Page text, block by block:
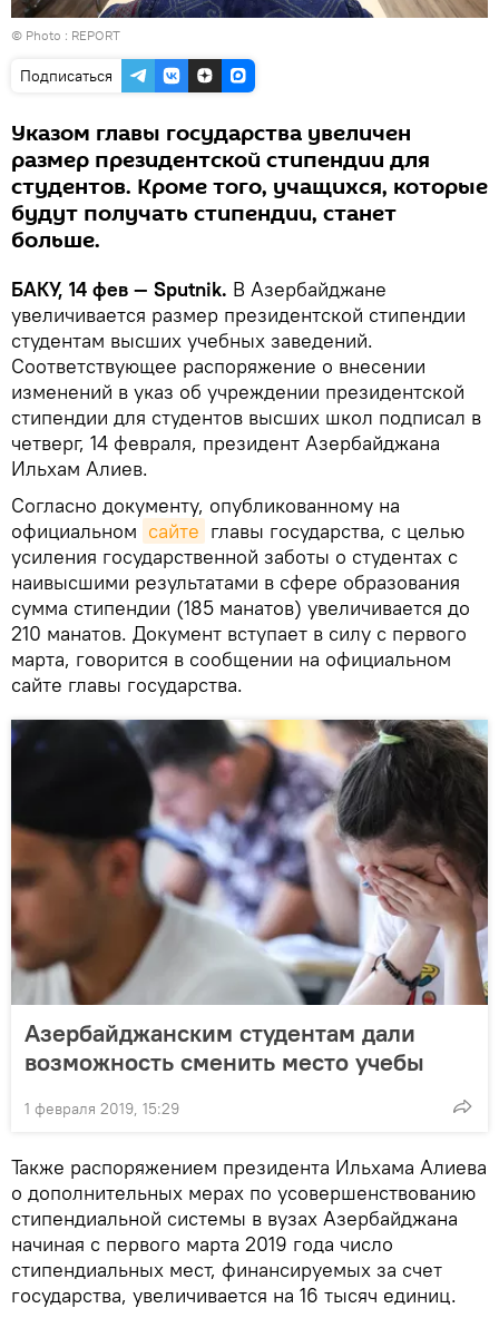
© Photo : REPORT
Подписаться
Указом главы государства увеличен
размер президентской стипендии для
студентов. Кроме того, учащихся, которые
будут получать стипендии, станет
больше.
БАКУ, 14 фев — Sputnik. В Азербайджане
увеличивается размер президентской стипендии
студентам высших учебных заведений.
Соответствующее распоряжение о внесении
изменений в указ об учреждении президентской
стипендии для студентов высших школ подписал в
четверг, 14 февраля, президент Азербайджана
Ильхам Алиев.
Согласно документу, опубликованному на
официальном сайте главы государства, с целью
усиления государственной заботы о студентах с
наивысшими результатами в сфере образования
сумма стипендии (185 манатов) увеличивается до
210 манатов. Документ вступает в силу с первого
марта, говорится в сообщении на официальном
сайте главы государства.
Азербайджанским студентам дали
возможность сменить место учебы
1 февраля 2019, 15:29
Также распоряжением президента Ильхама Алиева
о дополнительных мерах по усовершенствованию
стипендиальной системы в вузах Азербайджана
начиная с первого марта 2019 года число
стипендиальных мест, финансируемых за счет
государства, увеличивается на 16 тысяч единиц.